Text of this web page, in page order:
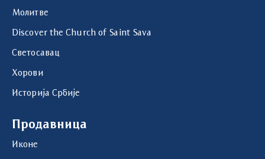
Молитве
Discover the Church of Saint Sava
Светосавац
Хорови
Историја Србије
Продавница
Иконе